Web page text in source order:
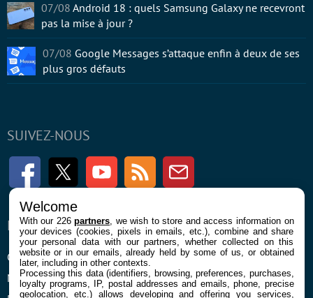
SUIVEZ-NOUS
FacebookTwitter Youtube RSS Newsletter
ENTREPRISE
Confidentialité et Cookies
Mentions légales et CGU
À PROPOS
Contact
07/08 Android 18 : quels Samsung Galaxy ne recevront
pas la mise à jour ?
07/08 Google Messages s’attaque enfin à deux de ses
plus gros défauts
Welcome
With our 226partners , we wish to store and access information on
your devices (cookies, pixels in emails, etc.), combine and share
your personal data with our partners, whether collected on this
website or in our emails, already held by some of us, or obtained
later, including in other contexts.
Processing this data (identifiers, browsing, preferences, purchases,
loyalty programs, IP, postal addresses and emails, phone, precise
geolocation, etc.) allows developing and offering you services,